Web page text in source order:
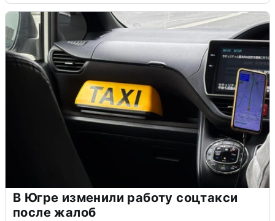
В Югре изменили работу соцтакси
после жалоб